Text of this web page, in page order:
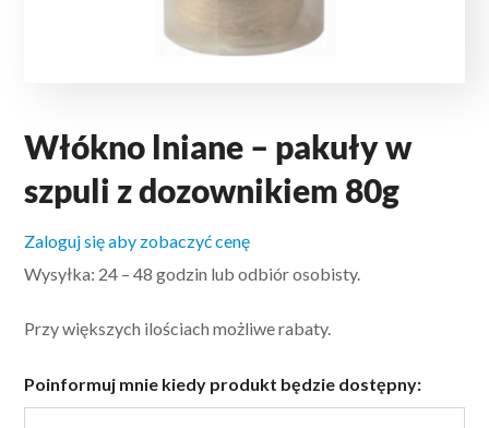
Włókno lniane – pakuły w
szpuli z dozownikiem 80g
Zaloguj się aby zobaczyć cenę
Wysyłka: 24 – 48 godzin lub odbiór osobisty.
Przy większych ilościach możliwe rabaty.
Poinformuj mnie kiedy produkt będzie dostępny: